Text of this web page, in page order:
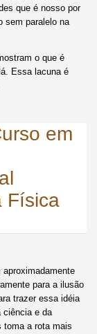
que é nosso por
sem paralelo na
o que é
Essa lacuna é
em
Física
para a ilusão
trazer essa idéia
ciência e da
toma a rota mais